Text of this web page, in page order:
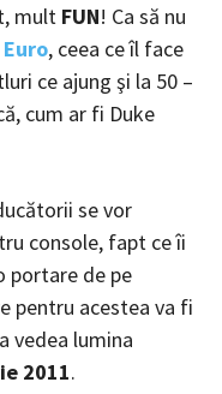
mult FUN! Ca să nu
, ceea ce îl face
ce ajung şi la 50 –
cum ar fi Duke
se vor
console, fapt ce îi
portare de pe
pentru acestea va fi
vedea lumina
2011.